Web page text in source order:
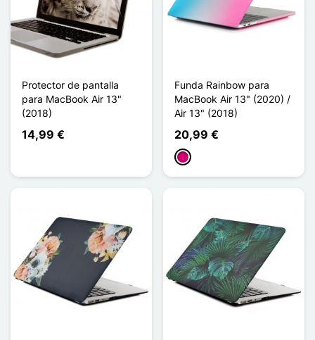
Protector de pantalla
para MacBook Air 13"
(2018)
14,99 €
Funda Rainbow para
MacBook Air 13" (2020) /
Air 13" (2018)
20,99 €
Magenta